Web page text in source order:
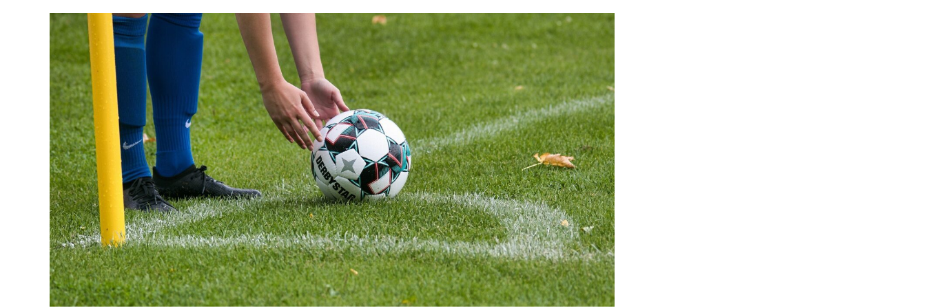
del pallone da rugby con la sua forma caratteristica, che si è rivelata essere la scelta ottimale
per le esigenze del gioco.
Vantaggi della forma ovale
1. Migliore controllo di palla
La forma ovale del pallone da rugby consente ai giocatori di eseguire passaggi e calci con
maggiore precisione e controllo rispetto a una palla rotonda. L’ovale fornisce una superficie
più ampia per il contatto con le mani, consentendo ai giocatori di afferrare saldamente la
palla e manipolarla secondo le loro esigenze.
2. Maggiore imprevedibilità
La forma ovale del pallone da rugby contribuisce anche a rendere il gioco più imprevedibile.
A differenza di una palla sferica, che segue traiettorie prevedibili quando viene calciata o
passata, un pallone ovale può rimbalzare in modi non convenzionali, creando situazioni di
gioco più dinamiche e interessanti.